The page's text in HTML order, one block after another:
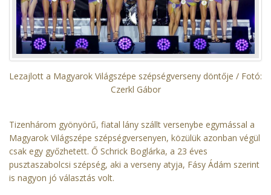
Lezajlott a Magyarok Világszépe szépségverseny döntője / Fotó:
Czerkl Gábor
Tizenhárom gyönyörű, fiatal lány szállt versenybe egymással a
Magyarok Világszépe szépségversenyen, közülük azonban végül
csak egy győzhetett. Ő Schrick Boglárka, a 23 éves
pusztaszabolcsi szépség, aki a verseny atyja, Fásy Ádám szerint
is nagyon jó választás volt.